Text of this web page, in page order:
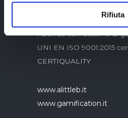
Rifiuta
Azienda con sistema di
UNI EN ISO 9001:2015
CERTIQUALITY
www.alittleb.it
www.gamification.it